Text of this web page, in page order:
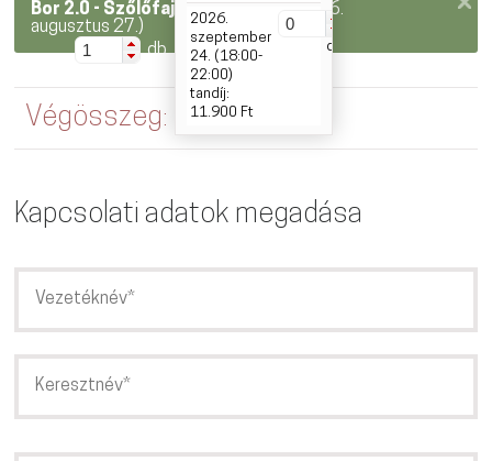
2026.
szeptember
24. (18:00-
22:00)
tandíj:
11.900 Ft
db
Bor 2.0 - Szőlőfajták(Esti kurzus 2026.
augusztus 27.)
db
Végösszeg: 11.900 Ft
Kapcsolati adatok megadása